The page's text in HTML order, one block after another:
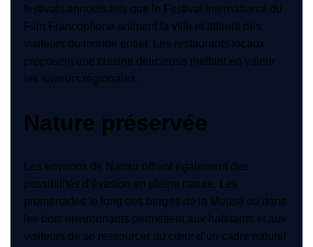
festivals annuels tels que le Festival International du
Film Francophone animent la ville et attirent des
visiteurs du monde entier. Les restaurants locaux
proposent une cuisine délicieuse mettant en valeur
les saveurs régionales.
Nature préservée
Les environs de Namur offrent également des
possibilités d’évasion en pleine nature. Les
promenades le long des berges de la Meuse ou dans
les bois environnants permettent aux habitants et aux
visiteurs de se ressourcer au cœur d’un cadre naturel